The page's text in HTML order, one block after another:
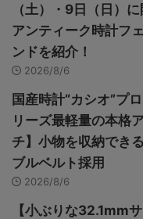
（土）・9日（日）
アンティーク時計フ
ンドを紹介！
2026/8/6
国産時計“カシオ”プ
リーズ最軽量の本格
チ】小物を収納でき
ブルベルト採用
2026/8/6
【小ぶりな32.1mm